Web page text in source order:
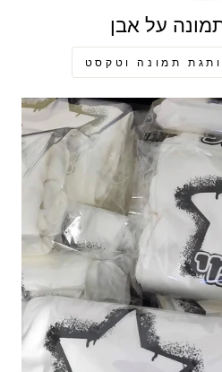
על אבן
תמונה וטקסט